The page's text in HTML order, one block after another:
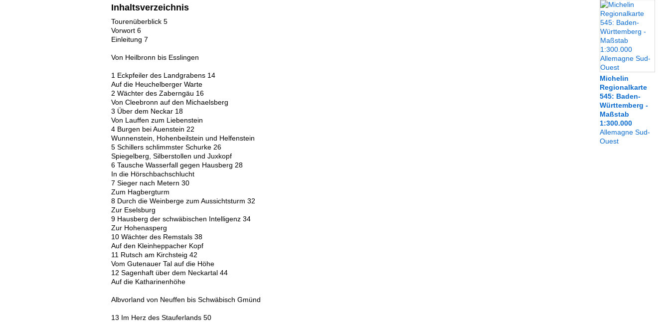
Inhaltsverzeichnis
Tourenüberblick 5
Vorwort 6
Einleitung 7
Von Heilbronn bis Esslingen
1 Eckpfeiler des Landgrabens 14
Auf die Heuchelberger Warte
2 Wächter des Zaberngäu 16
Von Cleebronn auf den Michaelsberg
3 Über dem Neckar 18
Von Lauffen zum Liebenstein
4 Burgen bei Auenstein 22
Wunnenstein, Hohenbeilstein und Helfenstein
5 Schillers schlimmster Schurke 26
Spiegelberg, Silberstollen und Juxkopf
6 Tausche Wasserfall gegen Hausberg 28
In die Hörschbachschlucht
7 Sieger nach Metern 30
Zum Hagbergturm
8 Durch die Weinberge zum Aussichtsturm 32
Zur Eselsburg
9 Hausberg der schwäbischen Intelligenz 34
Zur Hohenasperg
10 Wächter des Remstals 38
Auf den Kleinheppacher Kopf
11 Rutsch am Kirchsteig 42
Vom Gutenauer Tal auf die Höhe
12 Sagenhaft über dem Neckartal 44
Auf die Katharinenhöhe
Albvorland von Neuffen bis Schwäbisch Gmünd
13 Im Herz des Stauferlands 50
Michelin
Regionalkarte
545: Baden-
Württemberg -
Maßstab
1:300.000
Allemagne Sud-
Ouest